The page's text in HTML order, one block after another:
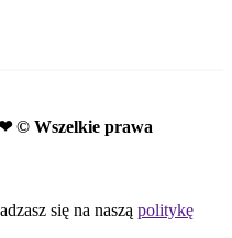
© Wszelkie prawa
się na naszą politykę